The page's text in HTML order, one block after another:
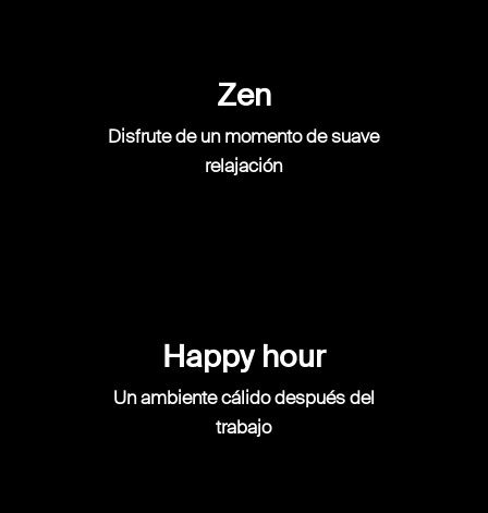
Zen
Disfrute de un momento de suave
relajación
Happy hour
Un ambiente cálido después del
trabajo